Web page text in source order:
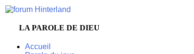
LA PAROLE DE DIEU
Accueil